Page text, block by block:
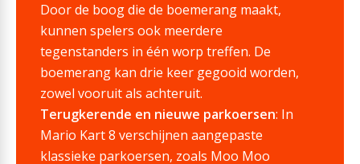
Door de boog die de boemerang maakt,
kunnen spelers ook meerdere
tegenstanders in één worp treffen. De
boemerang kan drie keer gegooid worden,
zowel vooruit als achteruit.
Terugkerende en nieuwe parkoersen: In
Mario Kart 8 verschijnen aangepaste
klassieke parkoersen, zoals Moo Moo